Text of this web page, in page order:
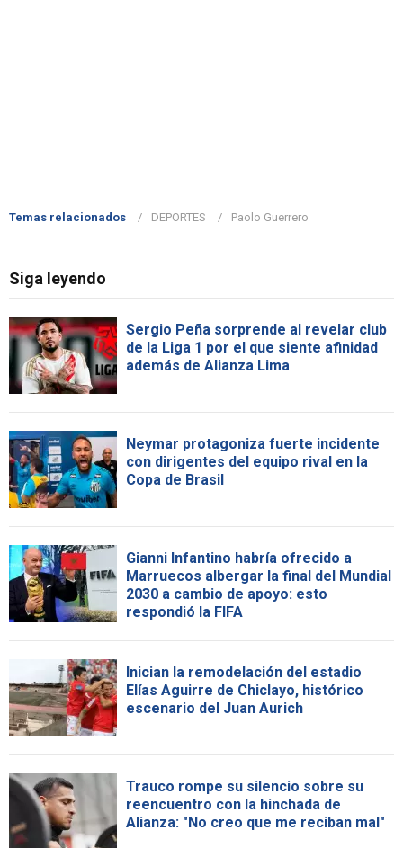
Temas relacionados DEPORTES Paolo Guerrero
Siga leyendo
Sergio Peña sorprende al revelar club
de la Liga 1 por el que siente afinidad
además de Alianza Lima
Neymar protagoniza fuerte incidente
con dirigentes del equipo rival en la
Copa de Brasil
Gianni Infantino habría ofrecido a
Marruecos albergar la final del Mundial
2030 a cambio de apoyo: esto
respondió la FIFA
Inician la remodelación del estadio
Elías Aguirre de Chiclayo, histórico
escenario del Juan Aurich
Trauco rompe su silencio sobre su
reencuentro con la hinchada de
Alianza: "No creo que me reciban mal"